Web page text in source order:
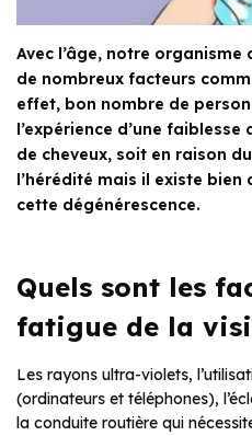
Avec l’âge, notre
de nombreux facteurs
effet, bon nombre de
l’expérience d’une
de cheveux, soit en raison
l’hérédité mais il existe bien
cette dégénérescence.
Quels sont les
fatigue de la
Les rayons ultra-violets,
(ordinateurs et téléphones),
la conduite routière qui